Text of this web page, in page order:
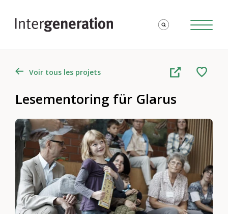
Voir tous les projets
Lesementoring für Glarus